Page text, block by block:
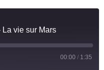
vie sur Mars
00:00 / 1:35